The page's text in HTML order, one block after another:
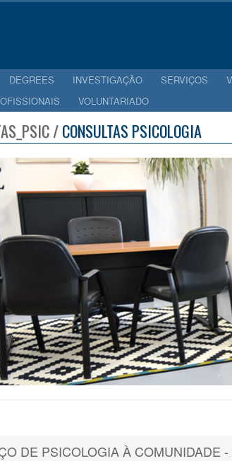
DEGREES INVESTIGAÇÃO SERVIÇOS
VOLUNTARIADO
/CONSULTAS PSICOLOGIA
DE PSICOLOGIA À COMUNIDADE -